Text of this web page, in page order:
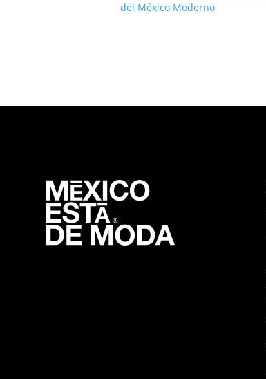
del México Moderno